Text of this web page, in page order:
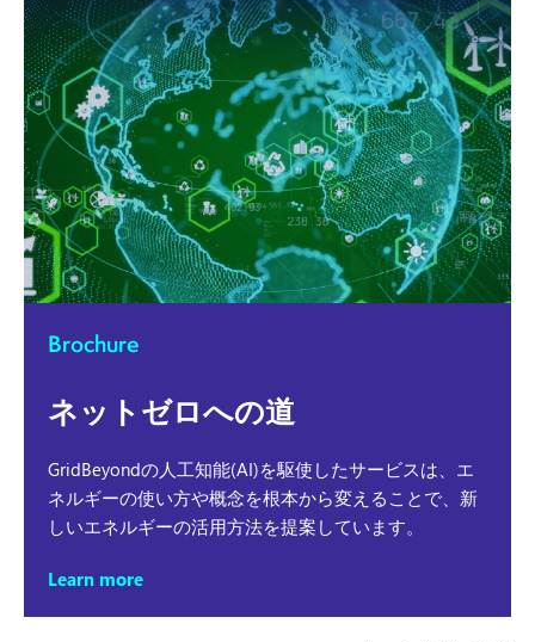
Brochure
ネットゼロへの道
GridBeyondの人工知能(AI)を駆使したサービスは、エ
ネルギーの使い方や概念を根本から変えることで、新
しいエネルギーの活用方法を提案しています。
Learn more